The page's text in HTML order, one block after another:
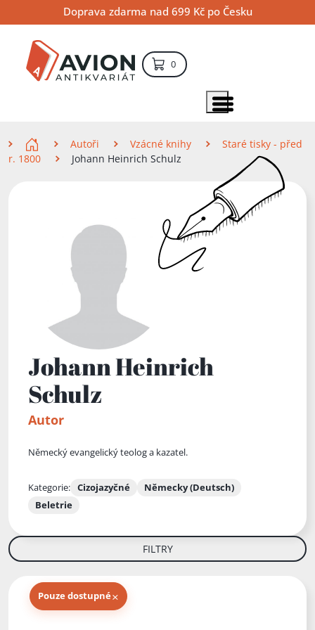
na
obsah
na
navigaci
na
vyhledávání
Doprava zdarma nad 699 Kč po Česku
0položek – košík
Zobrazit položky menu
Autoři Vzácné knihy
Staré tisky - před
r. 1800
Johann Heinrich Schulz
Johann Heinrich
Schulz
Autor
Německý evangelický teolog a kazatel.
Kategorie: Cizojazyčné
Německy (Deutsch)
Beletrie
FILTRY
Pouze dostupné×